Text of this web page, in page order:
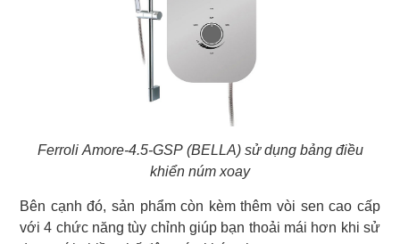
Ferroli Amore-4.5-GSP (BELLA) sử dụng bảng điều
khiển núm xoay
Bên cạnh đó, sản phẩm còn kèm thêm vòi sen cao cấp
với 4 chức năng tùy chỉnh giúp bạn thoải mái hơn khi sử